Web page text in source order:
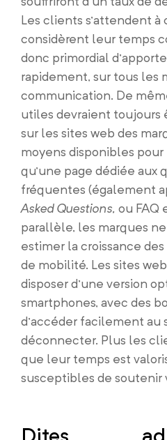
Les clients s’attendent
considèrent leur temps
donc primordial
rapidement, sur tous les
communication. De
utiles devraient toujours
sur les sites web des
moyens disponibles
qu’une page dédiée aux
fréquentes (également
Asked Questions, ou FAQ
parallèle, les marques
estimer la croissance
de mobilité. Les sites
disposer d’une version
smartphones, avec des
d’accéder facilement
déconnecter. Plus les
que leur temps est
susceptibles de soutenir